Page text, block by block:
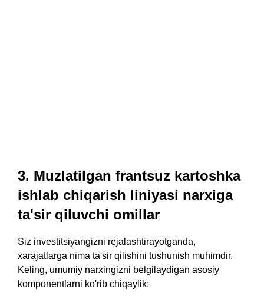
3. Muzlatilgan frantsuz kartoshka
ishlab chiqarish liniyasi narxiga
ta'sir qiluvchi omillar
Siz investitsiyangizni rejalashtirayotganda,
xarajatlarga nima ta'sir qilishini tushunish muhimdir.
Keling, umumiy narxingizni belgilaydigan asosiy
komponentlarni ko'rib chiqaylik: